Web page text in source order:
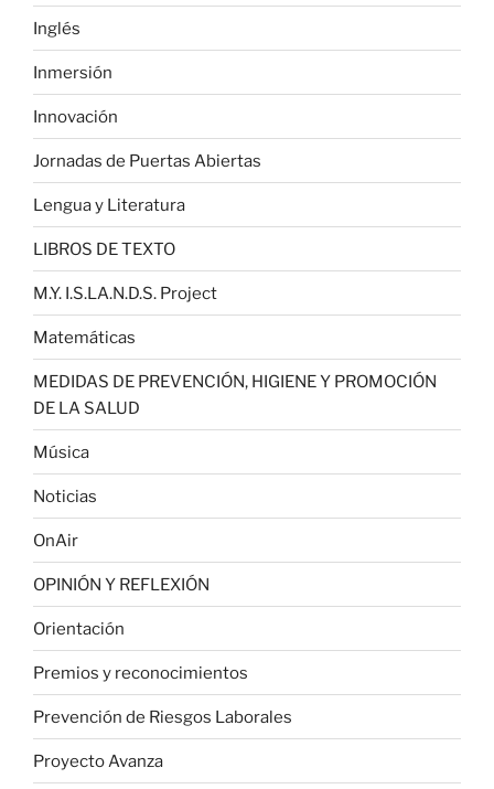
Inglés
Inmersión
Innovación
Jornadas de Puertas Abiertas
Lengua y Literatura
LIBROS DE TEXTO
M.Y. I.S.LA.N.D.S. Project
Matemáticas
MEDIDAS DE PREVENCIÓN, HIGIENE Y PROMOCIÓN
DE LA SALUD
Música
Noticias
OnAir
OPINIÓN Y REFLEXIÓN
Orientación
Premios y reconocimientos
Prevención de Riesgos Laborales
Proyecto Avanza